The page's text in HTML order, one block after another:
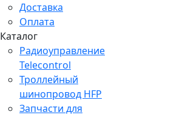
Доставка
Оплата
Каталог
Радиоуправление
Telecontrol
Троллейный
шинопровод HFP
Запчасти для